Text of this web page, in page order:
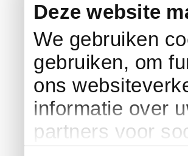
Deze website
We gebruiken
gebruiken, om
ons
informatie over
partners voor